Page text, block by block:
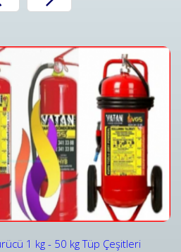
1 kg - 50 kg Tüp Çeşitleri
& Sensörleri (Duman, Isı, Gaz)
Dedektörü Çeşitleri ve İhbar Ekipmanları